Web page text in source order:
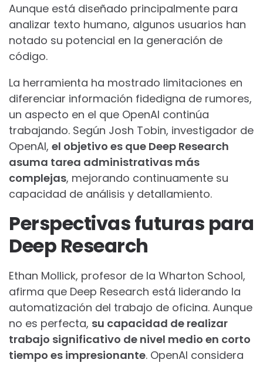
Aunque está diseñado principalmente para
analizar texto humano, algunos usuarios han
notado su potencial en la generación de
código.
La herramienta ha mostrado limitaciones en
diferenciar información fidedigna de rumores,
un aspecto en el que OpenAI continúa
trabajando. Según Josh Tobin, investigador de
OpenAI, el objetivo es que Deep Research
asuma tarea administrativas más
complejas, mejorando continuamente su
capacidad de análisis y detallamiento.
Perspectivas futuras para
Deep Research
Ethan Mollick, profesor de la Wharton School,
afirma que Deep Research está liderando la
automatización del trabajo de oficina. Aunque
no es perfecta, su capacidad de realizar
trabajo significativo de nivel medio en corto
tiempo es impresionante. OpenAI considera